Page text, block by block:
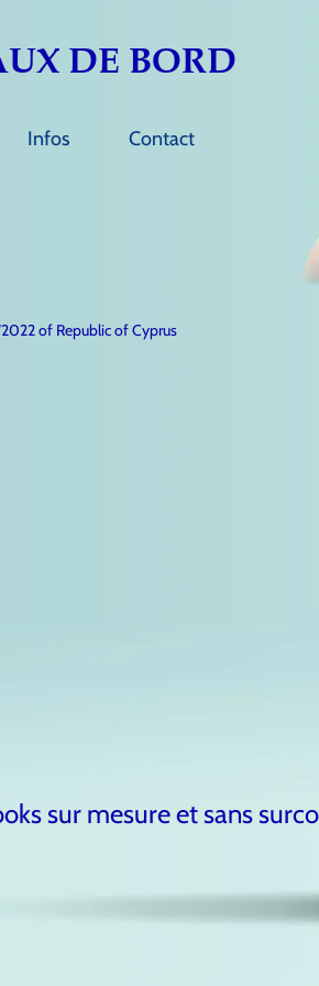
Infos Contact
DE BORD
of Republic of Cyprus
sur mesure et sans